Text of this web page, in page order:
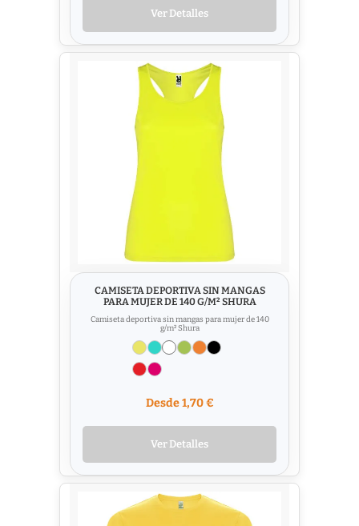
Ver Detalles
CAMISETA DEPORTIVA SIN MANGAS
PARA MUJER DE 140 G/M² SHURA
Camiseta deportiva sin mangas para mujer de 140
g/m² Shura
Desde 1,70 €
Ver Detalles